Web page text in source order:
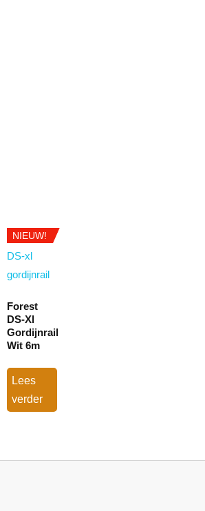
NIEUW!
Forest
DS-Xl
Gordijnrail
Wit 6m
Lees
verder